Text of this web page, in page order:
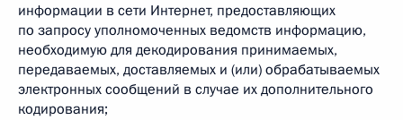
информации в сети Интернет, предоставляющих
по запросу уполномоченных ведомств информацию,
необходимую для декодирования принимаемых,
передаваемых, доставляемых и (или) обрабатываемых
электронных сообщений в случае их дополнительного
кодирования;